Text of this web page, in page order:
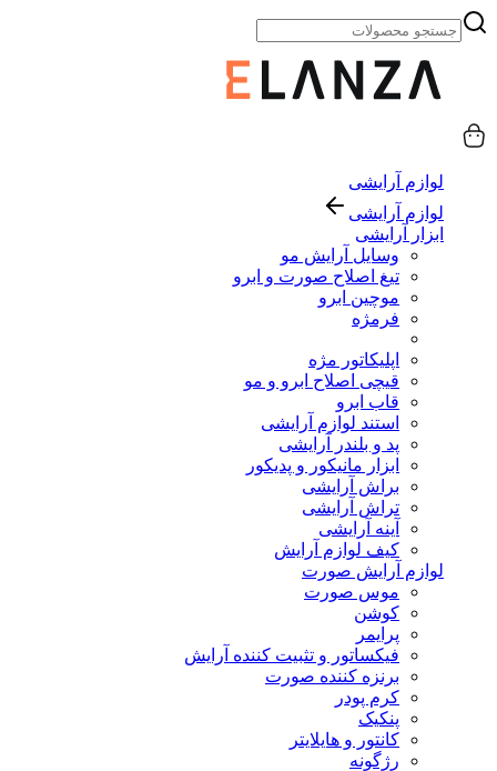
لوازم آرایشی
لوازم آرایشی
ابزار آرایشی
وسایل آرایش مو
تیغ اصلاح صورت و ابرو
موچین ابرو
فرمژه
اپلیکاتور مژه
قیچی اصلاح ابرو و مو
قاب ابرو
استند لوازم آرایشی
پد و بلندر آرایشی
ابزار مانیکور و پدیکور
براش آرایشی
تراش آرایشی
آینه آرایشی
کیف لوازم آرایش
لوازم آرایش صورت
موس صورت
کوشن
پرایمر
فیکساتور و تثبیت کننده آرایش
برنزه کننده صورت
کرم پودر
پنکیک
کانتور و هایلایتر
رژگونه